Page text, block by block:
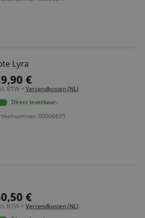
Lyra
€
BTW + Verzendkosten (NL)
Direct leverbaar.
00006695
€
BTW + Verzendkosten (NL)